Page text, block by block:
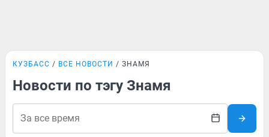
КУЗБАСС ВСЕ НОВОСТИ ЗНАМЯ
Новости по тэгу Знамя